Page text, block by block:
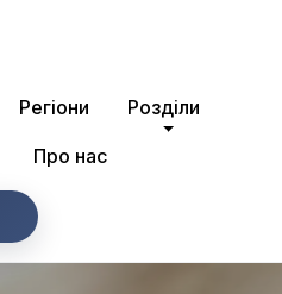
Регіони Розділи
Про нас